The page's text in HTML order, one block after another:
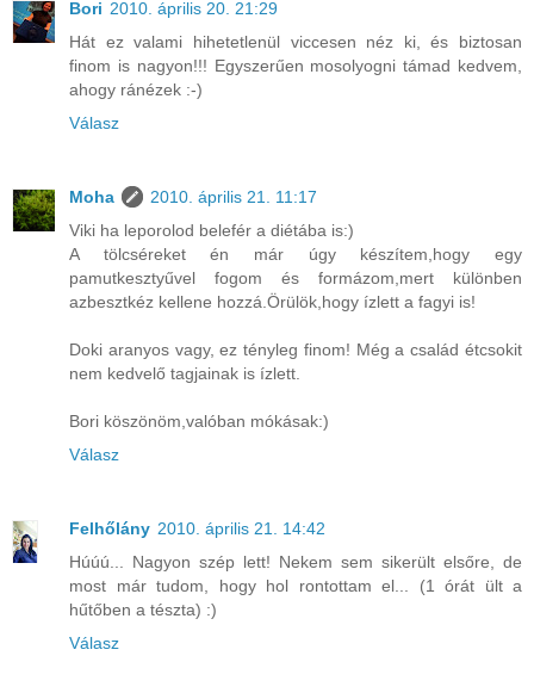
Bori 2010. április 20. 21:29
Hát ez valami hihetetlenül viccesen néz ki, és biztosan
finom is nagyon!!! Egyszerűen mosolyogni támad kedvem,
ahogy ránézek :-)
Válasz
Moha
2010. április 21. 11:17
Viki ha leporolod belefér a diétába is:)
A tölcséreket én már úgy készítem,hogy egy
pamutkesztyűvel fogom és formázom,mert különben
azbesztkéz kellene hozzá.Örülök,hogy ízlett a fagyi is!
Doki aranyos vagy, ez tényleg finom! Még a család étcsokit
nem kedvelő tagjainak is ízlett.
Bori köszönöm,valóban mókásak:)
Válasz
Felhőlány 2010. április 21. 14:42
Húúú... Nagyon szép lett! Nekem sem sikerült elsőre, de
most már tudom, hogy hol rontottam el... (1 órát ült a
hűtőben a tészta) :)
Válasz